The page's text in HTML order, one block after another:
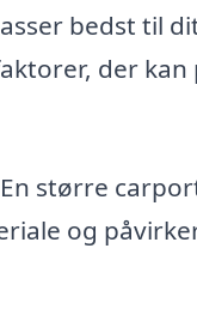
bedst til
der kan
større
og